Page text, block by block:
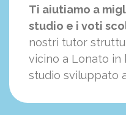
Ti aiutiamo a
studio e i voti
nostri tutor
vicino a Lonato in
studio sviluppato